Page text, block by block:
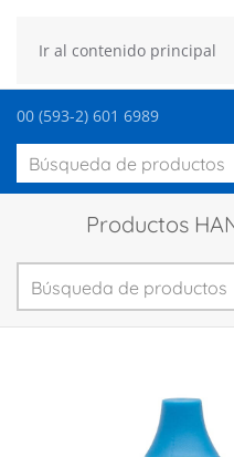
Ir al contenido principal
00 (593-2) 601 6989
Productos